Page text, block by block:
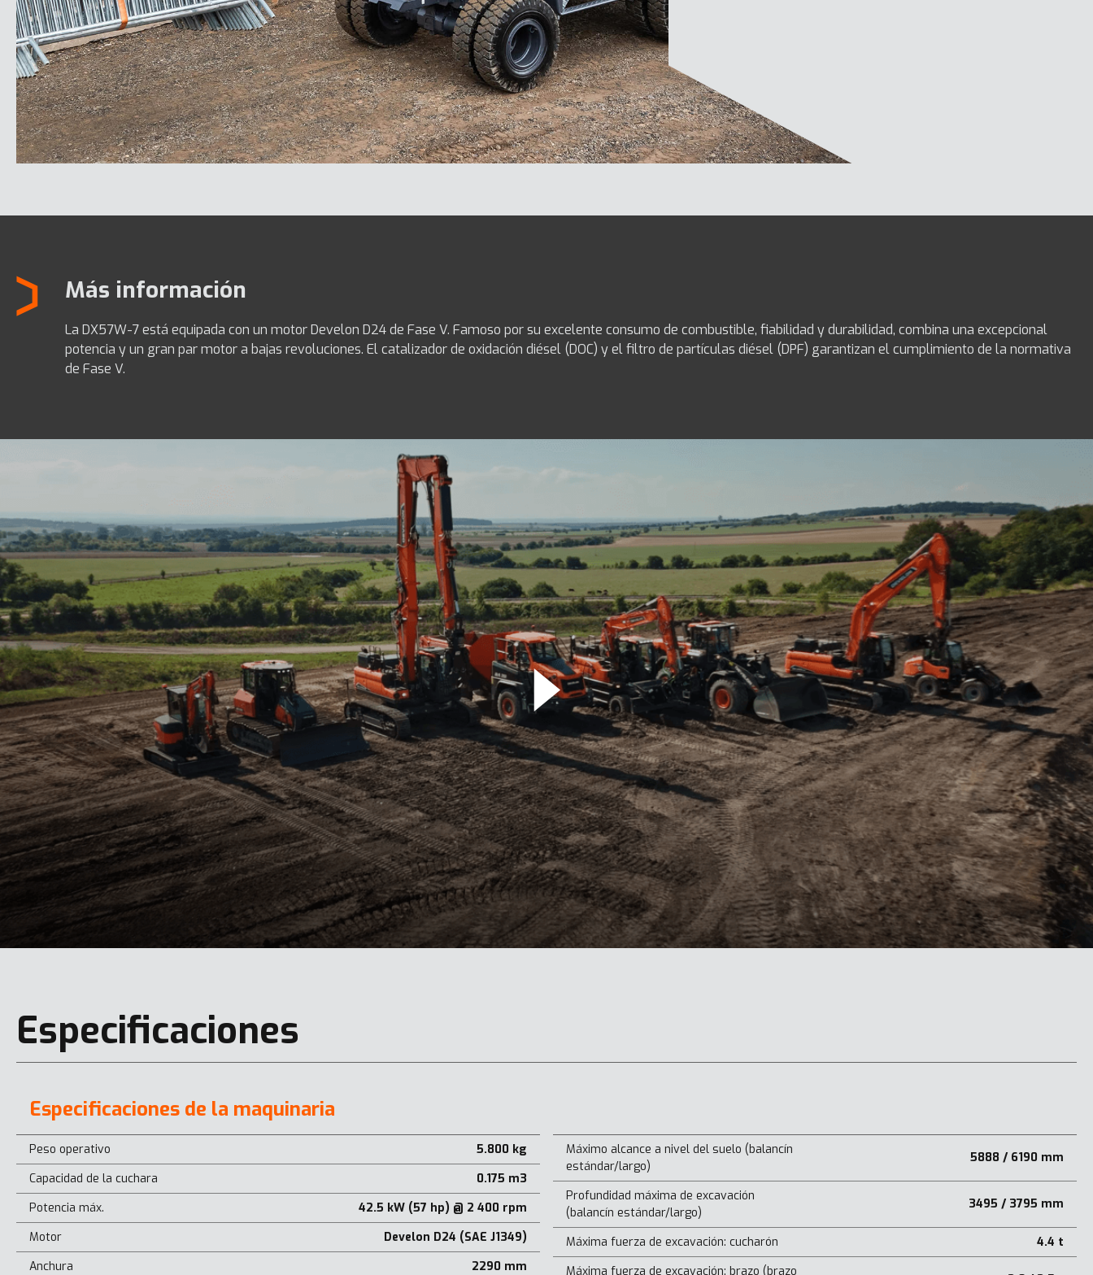
Más información
La DX57W-7 está equipada con un motor Develon D24 de Fase V. Famoso por su excelente consumo de combustible, fiabilidad y durabilidad, combina una excepcional
potencia y un gran par motor a bajas revoluciones. El catalizador de oxidación diésel (DOC) y el filtro de partículas diésel (DPF) garantizan el cumplimiento de la normativa
de Fase V.
Especificaciones
Especificaciones de la maquinaria
Peso operativo
5.800 kg
Capacidad de la cuchara
0.175 m3
Potencia máx.
42.5 kW (57 hp) @ 2 400 rpm
Motor
Develon D24 (SAE J1349)
Anchura
2290 mm
Máximo alcance a nivel del suelo (balancín
estándar/largo)
5888 / 6190 mm
Profundidad máxima de excavación
(balancín estándar/largo)
3495 / 3795 mm
Máxima fuerza de excavación: cucharón
4.4 t
Máxima fuerza de excavación: brazo (brazo